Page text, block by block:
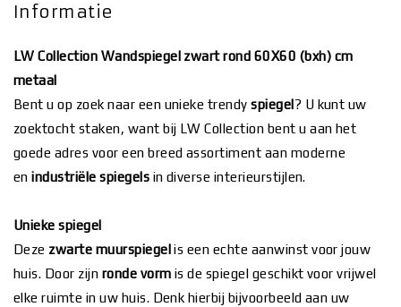
Informatie
LW Collection Wandspiegel zwart rond 60X60 (bxh) cm
metaal
Bent u op zoek naar een unieke trendyspiegel? U kunt uw
zoektocht staken, want bij LW Collection bent u aan het
goede adres voor een breed assortiment aan moderne
enindustriële spiegels in diverse interieurstijlen.
Unieke spiegel
Deze zwarte muurspiegelis een echte aanwinst voor jouw
huis. Door zijn ronde vorm is de spiegel geschikt voor vrijwel
elke ruimte in uw huis. Denk hierbij bijvoorbeeld aan uw